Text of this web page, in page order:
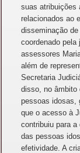
suas atribuições
relacionados ao
disseminação
coordenado
assessores
além de
Secretaria
disso, no âmbito
pessoas idosas,
que o acesso à
contribuiu para
das pessoas
efetividade. A